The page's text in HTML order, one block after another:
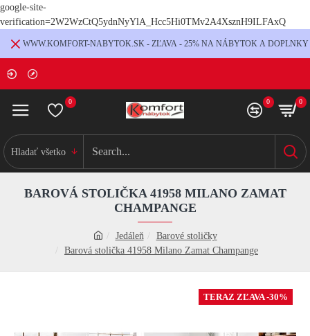
google-site-
verification=2W2WzCtQ5ydnNyYlA_Hcc5Hi0TMv2A4XsznH9ILFAxQ
WWW.KOMFORT-NABYTOK.SK - ZĽAVA - 25% NA NÁBYTOK A DOPLNKY
0 0 0
Hladať všetko
Jedáleň
Barové stoličky
Barová stolička 41958 Milano Zamat Champange
BAROVÁ STOLIČKA 41958 MILANO ZAMAT
CHAMPANGE
TERAZ ZĽAVA -30%